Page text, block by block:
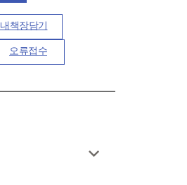
내책장담기
오류접수